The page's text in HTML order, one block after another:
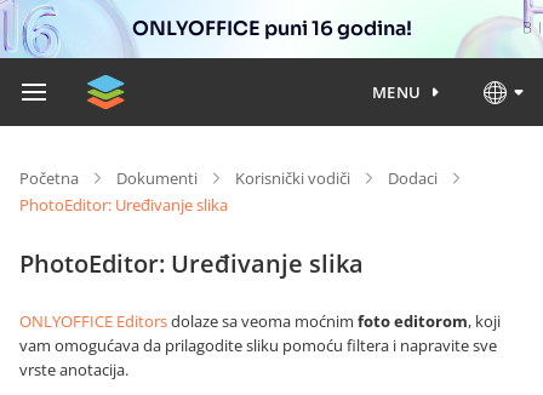
ONLYOFFICE puni 16 godina!
MENU
Početna Dokumenti Korisnički vodiči
Dodaci
PhotoEditor: Uređivanje slika
PhotoEditor: Uređivanje slika
ONLYOFFICE Editorsdolaze sa veoma moćnim foto editorom, koji
vam omogućava da prilagodite sliku pomoću filtera i napravite sve
vrste anotacija.